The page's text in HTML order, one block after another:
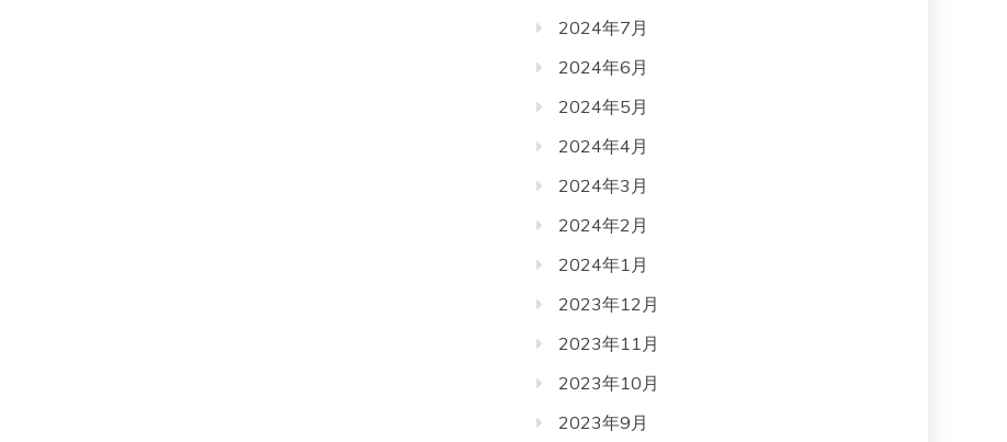
2024年7月
2024年6月
2024年5月
2024年4月
2024年3月
2024年2月
2024年1月
2023年12月
2023年11月
2023年10月
2023年9月